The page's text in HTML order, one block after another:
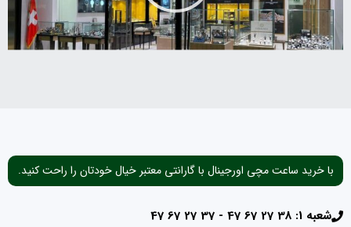
با خرید ساعت مچی اورجینال با گارانتی معتبر خیال خودتان را راحت کنید.
شعبه 1: 38 27 67 47 - 37 27 67 47